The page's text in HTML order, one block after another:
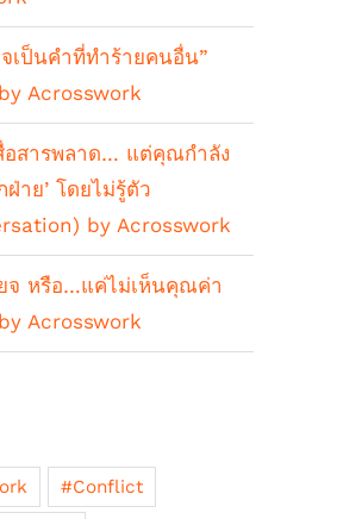
เป็นคำที่ทำร้ายคนอื่น”
Acrosswork
สารพลาด… แต่คุณกำลัง
ฝ่าย’ โดยไม่รู้ตัว
by Acrosswork
จ หรือ…แค่ไม่เห็นคุณค่า
Acrosswork
#Conflict